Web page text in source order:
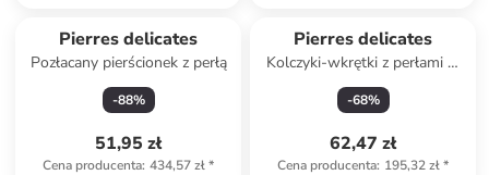
Pierres delicates
Pozłacany pierścionek z perłą
-88%
51,95 zł
Cena producenta: 434,57 zł*
Pierres delicates
Kolczyki-wkrętki z perłami w
kolorze tahiti
-68%
62,47 zł
Cena producenta: 195,32 zł*